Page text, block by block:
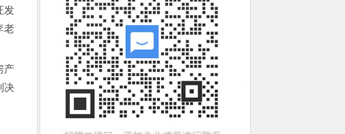
发
老
产
决